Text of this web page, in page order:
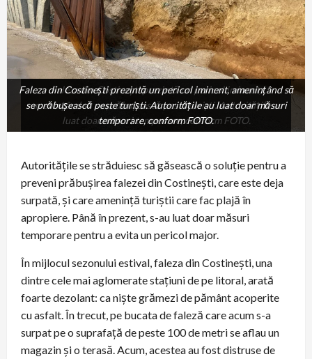
Faleza din Costinești prezintă un pericol iminent,
amenințând să se prăbușească peste turiști. Autoritățile au
luat doar măsuri temporare, conform FOTO.
Faleza din Costinești prezintă un pericol iminent, amenințând să
se prăbușească peste turiști. Autoritățile au luat doar măsuri
temporare, conform FOTO.
Autoritățile se străduiesc să găsească o soluție pentru a
preveni prăbușirea falezei din Costinești, care este deja
surpată, și care amenință turiștii care fac plajă în
apropiere. Până în prezent, s-au luat doar măsuri
temporare pentru a evita un pericol major.
În mijlocul sezonului estival, faleza din Costinești, una
dintre cele mai aglomerate stațiuni de pe litoral, arată
foarte dezolant: ca niște grămezi de pământ acoperite
cu asfalt. În trecut, pe bucata de faleză care acum s-a
surpat pe o suprafață de peste 100 de metri se aflau un
magazin și o terasă. Acum, acestea au fost distruse de